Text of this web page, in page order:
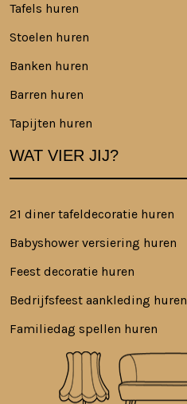
Tafels huren
Stoelen huren
Banken huren
Barren huren
Tapijten huren
WAT VIER JIJ?
21 diner tafeldecoratie huren
Babyshower versiering huren
Feest decoratie huren
Bedrijfsfeest aankleding huren
Familiedag spellen huren